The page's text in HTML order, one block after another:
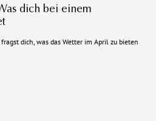
dich bei einem
dich, was das Wetter im April zu bieten